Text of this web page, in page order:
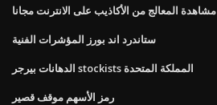
مشاهدة المعالج من الأكاذيب على الانترنت مجانا
ستاندرد اند بورز المؤشرات الفنية
الدهانات بيرجر stockists المملكة المتحدة
رمز الأسهم موقف قصير